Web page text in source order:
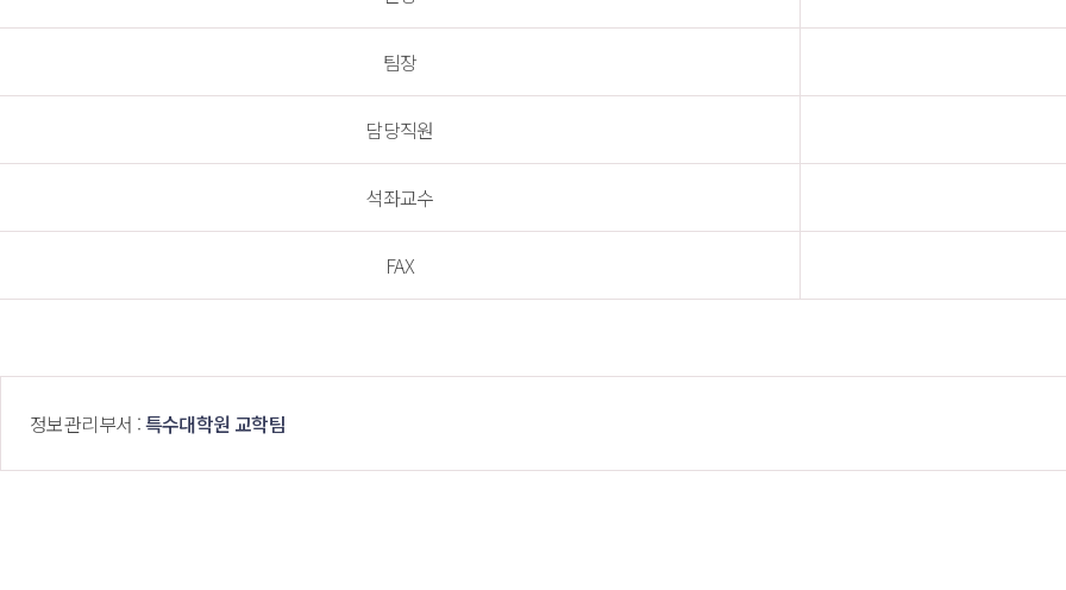
팀장
담당직원
석좌교수
FAX
정보관리부서 : 특수대학원 교학팀